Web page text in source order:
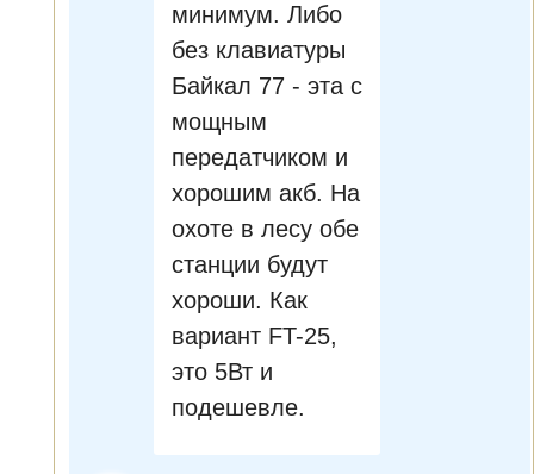
минимум. Либо
без клавиатуры
Байкал 77 - эта с
мощным
передатчиком и
хорошим акб. На
охоте в лесу обе
станции будут
хороши. Как
вариант FT-25,
это 5Вт и
подешевле.